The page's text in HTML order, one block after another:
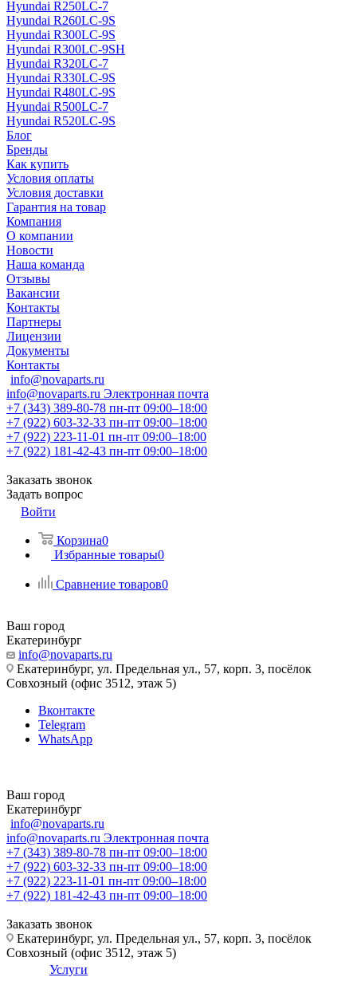
Hyundai R250LC-7
Hyundai R260LC-9S
Hyundai R300LC-9S
Hyundai R300LC-9SH
Hyundai R320LC-7
Hyundai R330LC-9S
Hyundai R480LC-9S
Hyundai R500LC-7
Hyundai R520LC-9S
Блог
Бренды
Как купить
Условия оплаты
Условия доставки
Гарантия на товар
Компания
О компании
Новости
Наша команда
Отзывы
Вакансии
Контакты
Партнеры
Лицензии
Документы
Контакты
info@novaparts.ru
info@novaparts.ru Электронная почта
+7 (343) 389-80-78 пн-пт 09:00–18:00
+7 (922) 603-32-33 пн-пт 09:00–18:00
+7 (922) 223-11-01 пн-пт 09:00–18:00
+7 (922) 181-42-43 пн-пт 09:00–18:00
Заказать звонок
Задать вопрос
Войти
Корзина0
Избранные товары0
Сравнение товаров0
Ваш город
Екатеринбург
info@novaparts.ru
Екатеринбург, ул. Предельная ул., 57, корп. 3, посёлок
Совхозный (офис 3512, этаж 5)
Вконтакте
Telegram
WhatsApp
Ваш город
Екатеринбург
info@novaparts.ru
info@novaparts.ru Электронная почта
+7 (343) 389-80-78 пн-пт 09:00–18:00
+7 (922) 603-32-33 пн-пт 09:00–18:00
+7 (922) 223-11-01 пн-пт 09:00–18:00
+7 (922) 181-42-43 пн-пт 09:00–18:00
Заказать звонок
Екатеринбург, ул. Предельная ул., 57, корп. 3, посёлок
Совхозный (офис 3512, этаж 5)
Услуги